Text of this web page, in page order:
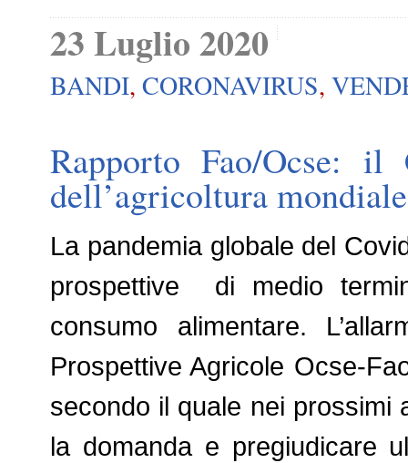
23 Luglio 2020
BANDI, CORONAVIRUS,
Rapporto Fao/Ocse:
dell’agricoltura mondiale
La pandemia globale del
prospettive di medio
consumo alimentare.
Prospettive Agricole Ocse-
secondo il quale nei
la domanda e pregiudicare